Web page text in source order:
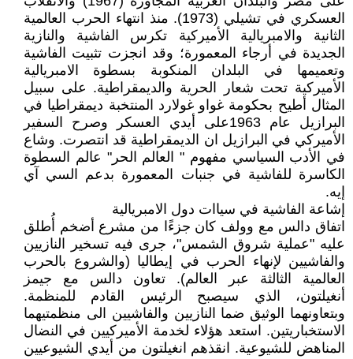
العسكري في تشيلي (1973). منذ انتهاء الحرب العالمية
الثانية والامبريالية الأميركية تكرس الفاشية والنازية
الجديدة في أرجاء المعمورة؛ وقد انجزت تثبيت الفاشية
وتعميمها في البلدان المنكوبة بسطوة الامبريالية
الأميركية تحت شعار الحرية والديمقراطية. على سبيل
المثال أطيح بحكومة غواو غولارد المنتخبة ديمقراطيا في
البرازيل عام 1963على أيدي العسكر وصرح السفير
الأميركي في البرازيل ان الديمقراطية قد انتصرت. وشاع
في الأدب السياسي مفهوم " العالم الحر" عالم السطوة
الكاسرة للفاشية في جنبات المعمورة بدعم السي آي
إيه.
إشاعة الفاشية في سياات دول الامبريالية
اتفاق دالس مع وولف كان جزءًا من مشرع أضخم أُطلق
عليه "عملية شروق الشمس"، جرى فيه تسخير النازيين
والفاشيين لإنهاء الحرب في إيطاليا (والشروع بالحرب
العالمية الثالثة عبر العالم). تعاون دالس مع جيمز
أنغيلتون، الذي سيصبح الرئيس القادم للمنظمة.
وبتعاونهما الوثيق ضما النازيين والفاشيين الى منظمتيهما
الاستخباريتين. استعد هؤلاء لخدمة الأميركيين في النضال
المناهض للشيوعية. انقذهم انغيلتون من أيدي الشيوعيين